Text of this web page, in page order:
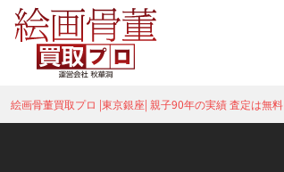
絵画骨董買取プロ |東京銀座| 親子90年の実績 査定は無料